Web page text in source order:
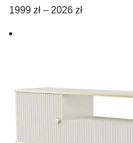
1999 zł – 2026 złZakres
2026 zł